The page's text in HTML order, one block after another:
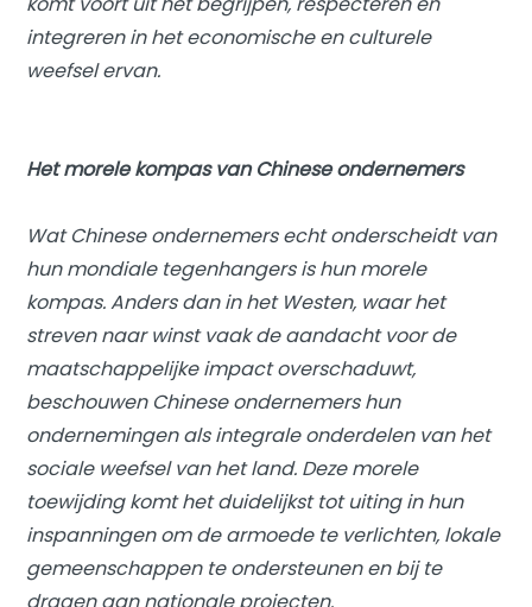
integreren in het economische en culturele
weefsel ervan.
Het morele kompas van Chinese ondernemers
Wat Chinese ondernemers echt onderscheidt van
hun mondiale tegenhangers is hun morele
kompas. Anders dan in het Westen, waar het
streven naar winst vaak de aandacht voor de
maatschappelijke impact overschaduwt,
beschouwen Chinese ondernemers hun
ondernemingen als integrale onderdelen van het
sociale weefsel van het land. Deze morele
toewijding komt het duidelijkst tot uiting in hun
inspanningen om de armoede te verlichten, lokale
gemeenschappen te ondersteunen en bij te
dragen aan nationale projecten.